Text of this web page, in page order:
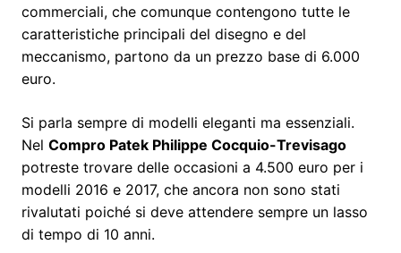
commerciali, che comunque contengono tutte le
caratteristiche principali del disegno e del
meccanismo, partono da un prezzo base di 6.000
euro.
Si parla sempre di modelli eleganti ma essenziali.
Nel Compro Patek Philippe Cocquio-Trevisago
potreste trovare delle occasioni a 4.500 euro per i
modelli 2016 e 2017, che ancora non sono stati
rivalutati poiché si deve attendere sempre un lasso
di tempo di 10 anni.